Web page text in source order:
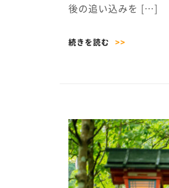
後の追い込みを […]
続きを読む >>